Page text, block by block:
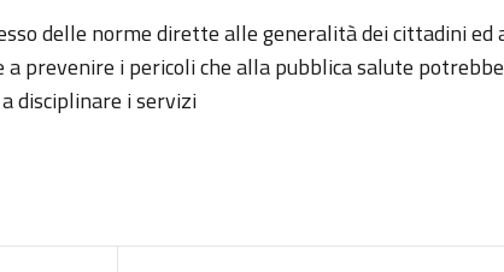
delle norme dirette alle generalità dei cittadini ed
prevenire i pericoli che alla pubblica salute
disciplinare i servizi